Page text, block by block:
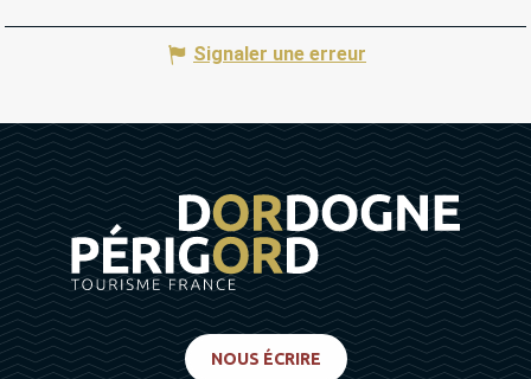
Signaler une erreur
NOUS ÉCRIRE